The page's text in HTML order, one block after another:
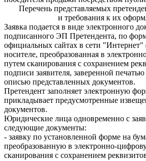
Перечень представляемых
и требования к их
Заявка подается в виде электронного
подписанного ЭП Претендента, по
официальных сайтах в сети
носителе, преобразованная в
путем сканирования с сохранением
подписи заявителя, заверенной
описью представленных документов.
Претендент заполняет электронную
прикладывает предусмотренные
документов.
Юридические лица одновременно с
следующие документы:
- заявку по установленной форме на
преобразованную в электронно-
сканирования с сохранением